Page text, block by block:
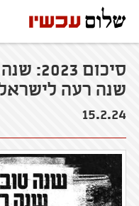
סיכום
שנה רעה
15.2.24